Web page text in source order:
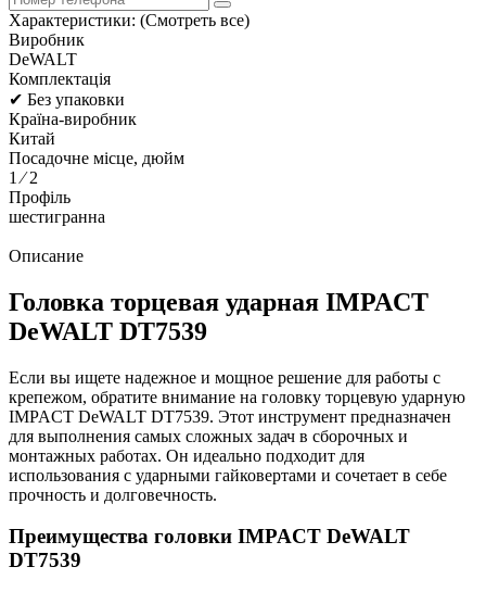
Характеристики: (Смотреть все)
Виробник
DeWALT
Комплектація
✔ Без упаковки
Країна-виробник
Китай
Посадочне місце, дюйм
1 ⁄ 2
Профіль
шестигранна
Описание
Головка торцевая ударная IMPACT
DeWALT DT7539
Если вы ищете надежное и мощное решение для работы с
крепежом, обратите внимание на головку торцевую ударную
IMPACT DeWALT DT7539. Этот инструмент предназначен
для выполнения самых сложных задач в сборочных и
монтажных работах. Он идеально подходит для
использования с ударными гайковертами и сочетает в себе
прочность и долговечность.
Преимущества головки IMPACT DeWALT
DT7539